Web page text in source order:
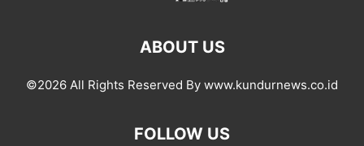
ABOUT US
©2026 All Rights Reserved By www.kundurnews.co.id
FOLLOW US